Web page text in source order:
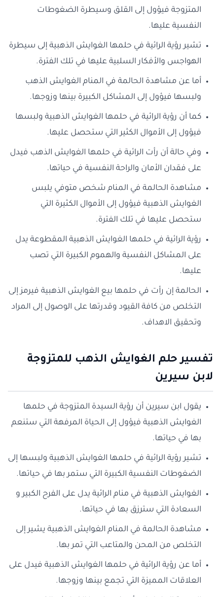
المتزوجة فيؤول إلى القلق وسيطرة الضغوطات
النفسية عليها.
تشير رؤية الرائية في حلمها الغوايش الذهبية إلى سيطرة
الهواجس والأفكار السلبية عليها في تلك الفترة.
أما عن مشاهدة الحالمة في المنام الغوايش الذهب
ولبسها فيؤول إلى المشاكل الكبيرة بينها وزوجها.
كما أن رؤية الرائية في حلمها الغوايش الذهبية ولبسها
فيؤول إلى الأموال الكثير التي ستحصل عليها.
وفي حالة أن رأت الرائية في حلمها الغوايش الذهب فيدل
على فقدان الأمان والراحة النفسية في حياتها.
مشاهدة الحالمة في المنام شخص متوفي يلبس
الغوايش الذهبية فيؤول إلى الأموال الكثيرة التي
ستحصل عليها في تلك الفترة.
رؤية الرائية في حلمها الغوايش الذهبية المقطوعة يدل
على المشاكل النفسية والهموم الكبيرة التي تصب
عليها.
الحالمة إن رأت في حلمها بيع الغوايش الذهبية فيرمز إلى
التخلص من كافة القيود وقدرتها على الوصول إلى المراد
وتحقيق الاهداف.
تفسير حلم الغوايش الذهب للمتزوجة
لابن سيرين
يقول ابن سيرين أن رؤية السيدة المتزوجة في حلمها
الغوايش الذهبية فيؤول إلى الحياة المرفهة التي ستنعم
بها في حياتها.
تشير رؤية الرائية في حلمها الغوايش الذهبية ولبسها إلى
الضغوطات النفسية الكبيرة التي ستمر بها في حياتها.
الغوايش الذهبية في منام الرائية يدل على الفرح الكبير و
السعادة التي سترزق بها في حياتها.
مشاهدة الحالمة في المنام الغوايش الذهبية يشير إلى
التخلص من المحن والمتاعب التي تمر بها.
أما عن رؤية الرائية في حلمها الغوايش الذهبية فيدل على
العلاقات المميزة التي تجمع بينها وزوجها.